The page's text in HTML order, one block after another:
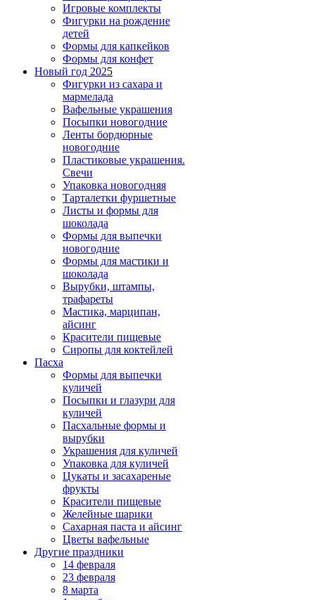
Игровые комплекты
Фигурки на рождение
детей
Формы для капкейков
Формы для конфет
Новый год 2025
Фигурки из сахара и
мармелада
Вафельные украшения
Посыпки новогодние
Ленты бордюрные
новогодние
Пластиковые украшения.
Свечи
Упаковка новогодняя
Тарталетки фуршетные
Листы и формы для
шоколада
Формы для выпечки
новогодние
Формы для мастики и
шоколада
Вырубки, штампы,
трафареты
Мастика, марципан,
айсинг
Красители пищевые
Сиропы для коктейлей
Пасха
Формы для выпечки
куличей
Посыпки и глазури для
куличей
Пасхальные формы и
вырубки
Украшения для куличей
Упаковка для куличей
Цукаты и засахареные
фрукты
Красители пищевые
Желейные шарики
Сахарная паста и айсинг
Цветы вафельные
Другие праздники
14 февраля
23 февраля
8 марта